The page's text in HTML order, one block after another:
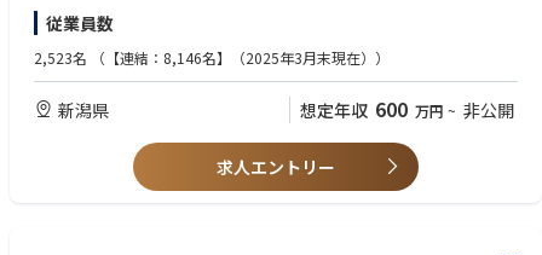
■歓迎条件
- キャピラリ電気泳動装置、HPLC等分析機器の操作又は管理（点検
- 微生物（細菌、真菌）の取扱い
- 細胞培養（動物細胞など）の取扱い
- 英文（技術資料等）読解
従業員数
2,523名 （【連結：8,146名】（2025年3月末現在））
新潟県 想定年収 600 万円 ~ 非公開
求人エントリー